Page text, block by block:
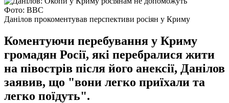
Фото: BBC
Данілов прокоментував перспективи росіян у Криму
Коментуючи перебування у Криму
громадян Росії, які перебралися жити
на півострів після його анексії, Данілов
заявив, що "вони легко приїхали та
легко поїдуть".